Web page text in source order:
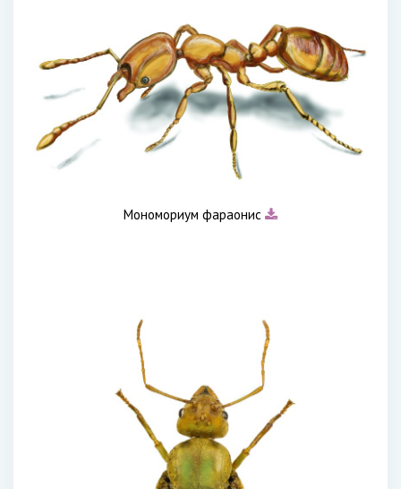
Мономориум фараонис